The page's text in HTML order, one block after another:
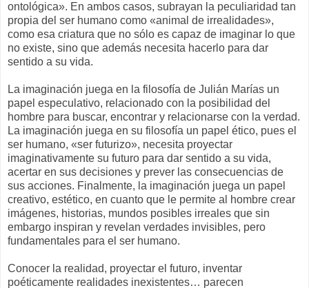
ontológica». En ambos casos, subrayan la peculiaridad tan
propia del ser humano como «animal de irrealidades»,
como esa criatura que no sólo es capaz de imaginar lo que
no existe, sino que además necesita hacerlo para dar
sentido a su vida.
La imaginación juega en la filosofía de Julián Marías un
papel especulativo, relacionado con la posibilidad del
hombre para buscar, encontrar y relacionarse con la verdad.
La imaginación juega en su filosofía un papel ético, pues el
ser humano, «ser futurizo», necesita proyectar
imaginativamente su futuro para dar sentido a su vida,
acertar en sus decisiones y prever las consecuencias de
sus acciones. Finalmente, la imaginación juega un papel
creativo, estético, en cuanto que le permite al hombre crear
imágenes, historias, mundos posibles irreales que sin
embargo inspiran y revelan verdades invisibles, pero
fundamentales para el ser humano.
Conocer la realidad, proyectar el futuro, inventar
poéticamente realidades inexistentes… parecen